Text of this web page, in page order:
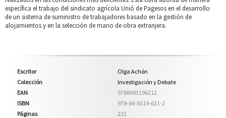
específica el trabajo del sindicato agrícola Unió de Pagesos en el desarrollo
de un sistema de suministro de trabajadores basado en la gestión de
alojamientos y en la selección de mano de obra extranjera.
Escritor
Olga Achón
Colección
Investigación y Debate
EAN
9788483196212
ISBN
978-84-8319-621-2
Páginas
232